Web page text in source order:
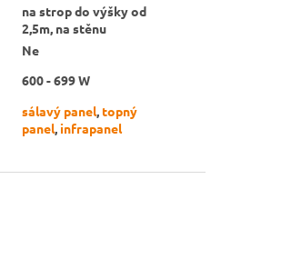
na strop do výšky od
2,5m, na stěnu
Ne
600 - 699 W
sálavý panel,topný
panel, infrapanel